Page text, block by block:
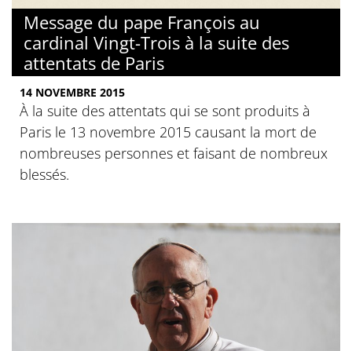
Message du pape François au
cardinal Vingt-Trois à la suite des
attentats de Paris
14 NOVEMBRE 2015
À la suite des attentats qui se sont produits à
Paris le 13 novembre 2015 causant la mort de
nombreuses personnes et faisant de nombreux
blessés.